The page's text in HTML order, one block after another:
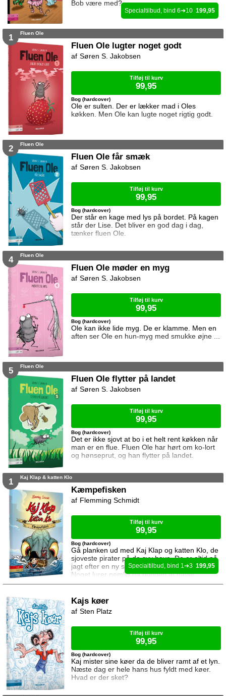
Bob være med?
6 10 199,95
1 Fluen Ole
Fluen Ole lugter noget godt
Ole er sulten. Der er lækker mad i Oles
køkken. Men Ole kan lugte noget rigtig godt.
Bog (hardcover)
Søren S. Jakobsen
Tilføj til kurv
99,95
2 Fluen Ole
Fluen Ole får smæk
Der står en kage med lys på bordet. På kagen
står der Lise. Det bliver en god dag i dag,
tænker fluen Ole.
Bog (hardcover)
Søren S. Jakobsen
Tilføj til kurv
99,95
4 Fluen Ole
Fluen Ole møder en myg
Ole kan ikke lide myg. De er klamme. Men en
aften ser Ole en hun-myg med smukke øjne ...
Bog (hardcover)
Søren S. Jakobsen
Tilføj til kurv
99,95
5 Fluen Ole
Fluen Ole flytter på landet
Det er ikke sjovt at bo i et helt rent køkken når
man er en flue. Fluen Ole har hørt om ko-lort
og hønseprut, og han flytter på landet.
Bog (hardcover)
Søren S. Jakobsen
Tilføj til kurv
99,95
1 Kaj Klap & katten Klo
Kæmpefisken
Gå planken ud med Kaj Klap og katten Klo, de
sjoveste pirater på de syv have. De er altid på
jagt efter en ny skat, men det kan være farligt.
Noget lurer nemlig på bunden af havet.
Bog (hardcover)
Flemming Schmidt
Tilføj til kurv
99,95
1 3 199,95
Kajs køer
Kaj mister sine køer da de bliver ramt af et lyn.
Næste dag er hele hans hus fyldt med køer.
Hvad er der sket?
Bog (hardcover)
Sten Platz
Tilføj til kurv
99,95